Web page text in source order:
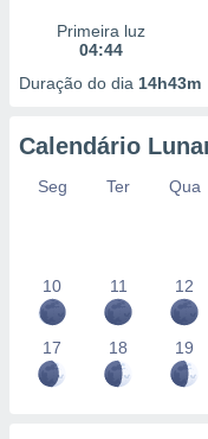
Primeira luz
04:44
Duração do dia 14h43m
Calendário
Seg Ter Qua
10 11 12
17 18 19